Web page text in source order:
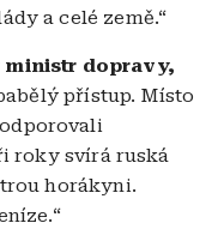
a celé země.“
ministr dopravy,
přístup. Místo
roky svírá ruská
horákyni.